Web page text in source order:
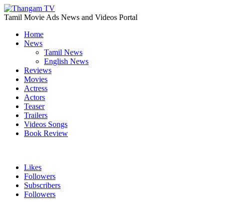
Tamil Movie Ads News and Videos Portal
Home
News
Tamil News
English News
Reviews
Movies
Actress
Actors
Teaser
Trailers
Videos Songs
Book Review
Likes
Followers
Subscribers
Followers